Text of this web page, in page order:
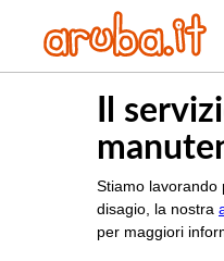
Il
Stiamo lavorando
disagio, la nostra
per maggiori